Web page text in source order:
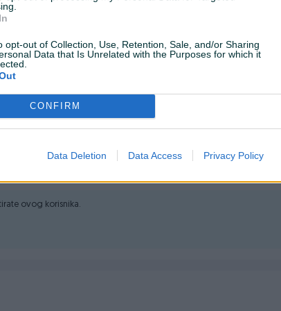
opt-out of Collection, Use, Retention, Sale, and/or Sharing
Data that Is Unrelated with the Purposes for which it
CONFIRM
Data Deletion Data Access Privacy Policy
obrtnog momenta :
DCD805P2T 2x5.0 Ah baterija DCB115 višenaponskim
ovog korisnika.